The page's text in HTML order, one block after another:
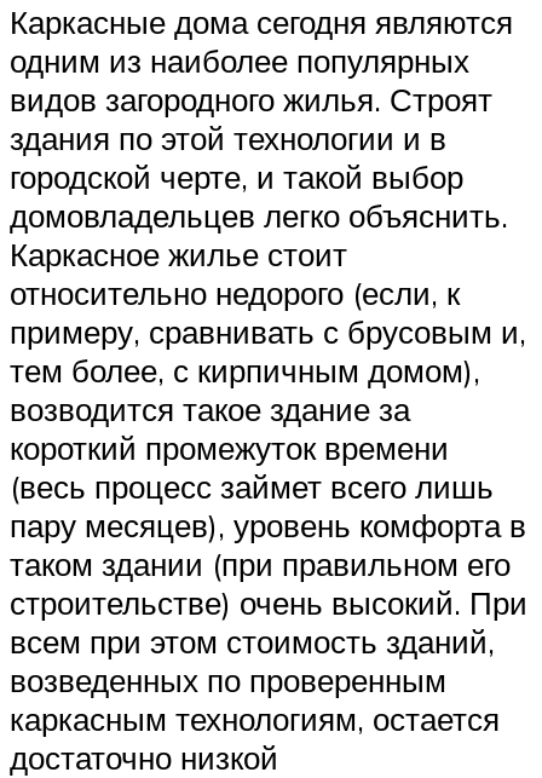
Каркасные дома сегодня являются
одним из наиболее популярных
видов загородного жилья. Строят
здания по этой технологии и в
городской черте, и такой выбор
домовладельцев легко объяснить.
Каркасное жилье стоит
относительно недорого (если, к
примеру, сравнивать с брусовым и,
тем более, с кирпичным домом),
возводится такое здание за
короткий промежуток времени
(весь процесс займет всего лишь
пару месяцев), уровень комфорта в
таком здании (при правильном его
строительстве) очень высокий. При
всем при этом стоимость зданий,
возведенных по проверенным
каркасным технологиям, остается
достаточно низкой